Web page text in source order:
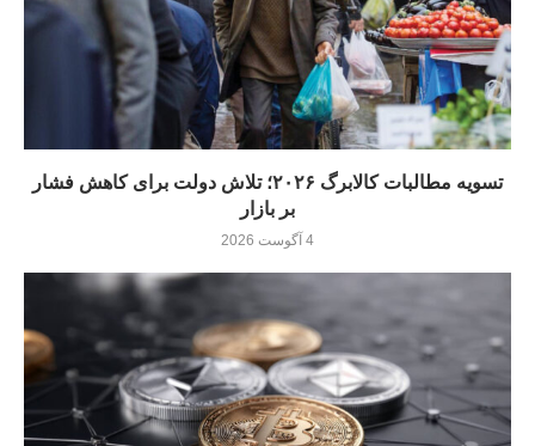
تسویه مطالبات کالابرگ ۲۰۲۶؛ تلاش دولت برای کاهش فشار
بر بازار
4 آگوست 2026